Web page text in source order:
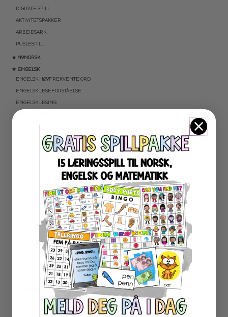
DIGITALE SPILL
AKTIVITETSPAKKER
ARBEIDSARK
PUSLESPILL
★ NYNORSK
★ ENGELSK
ENGELSK HØYFREKVENTE ORD
ENGELSK LESEFORSTÅELSE
ENGELSK LESING
ENGELSK SKRIVING
ENGELSK GRAMATIKK
ENGELSK ORD- OG BEGREPER
ENGELSK MUNTLIG
★ NORDSAMISK MATERIELL
LESEKORT FAKTA
FAKTASERIE LESING
VI SKRIVER
SPRÅKSPIRALEN
MATTESPIRALEN
LA OSS REGNE ØVEBØKER
ESCAPE ROOM
★ SESONG OG HØYTIDER
OLYMPISKE LEKER
100 SKOLEDAGER